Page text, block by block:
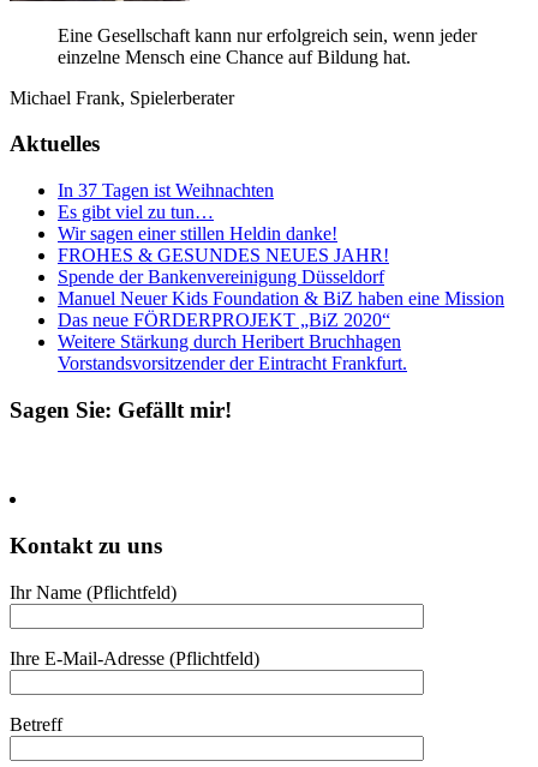
Eine Gesell­schaft kann nur erfolg­reich sein, wenn jeder
ein­zelne Mensch eine Chance auf Bil­dung hat.
Michael Frank, Spielerberater
Aktuelles
In 37 Tagen ist Weihnachten
Es gibt viel zu tun…
Wir sagen einer stillen Heldin danke!
FROHES & GESUNDES NEUES JAHR!
Spende der Bankenvereinigung Düsseldorf
Manuel Neuer Kids Foundation & BiZ haben eine Mission
Das neue FÖRDERPROJEKT „BiZ 2020“
Weitere Stärkung durch Heribert Bruchhagen
Vorstandsvorsitzender der Eintracht Frankfurt.
Sagen Sie: Gefällt mir!
Kontakt zu uns
Ihr Name (Pflicht­feld)
Ihre E-Mail-Adresse (Pflicht­feld)
Betreff